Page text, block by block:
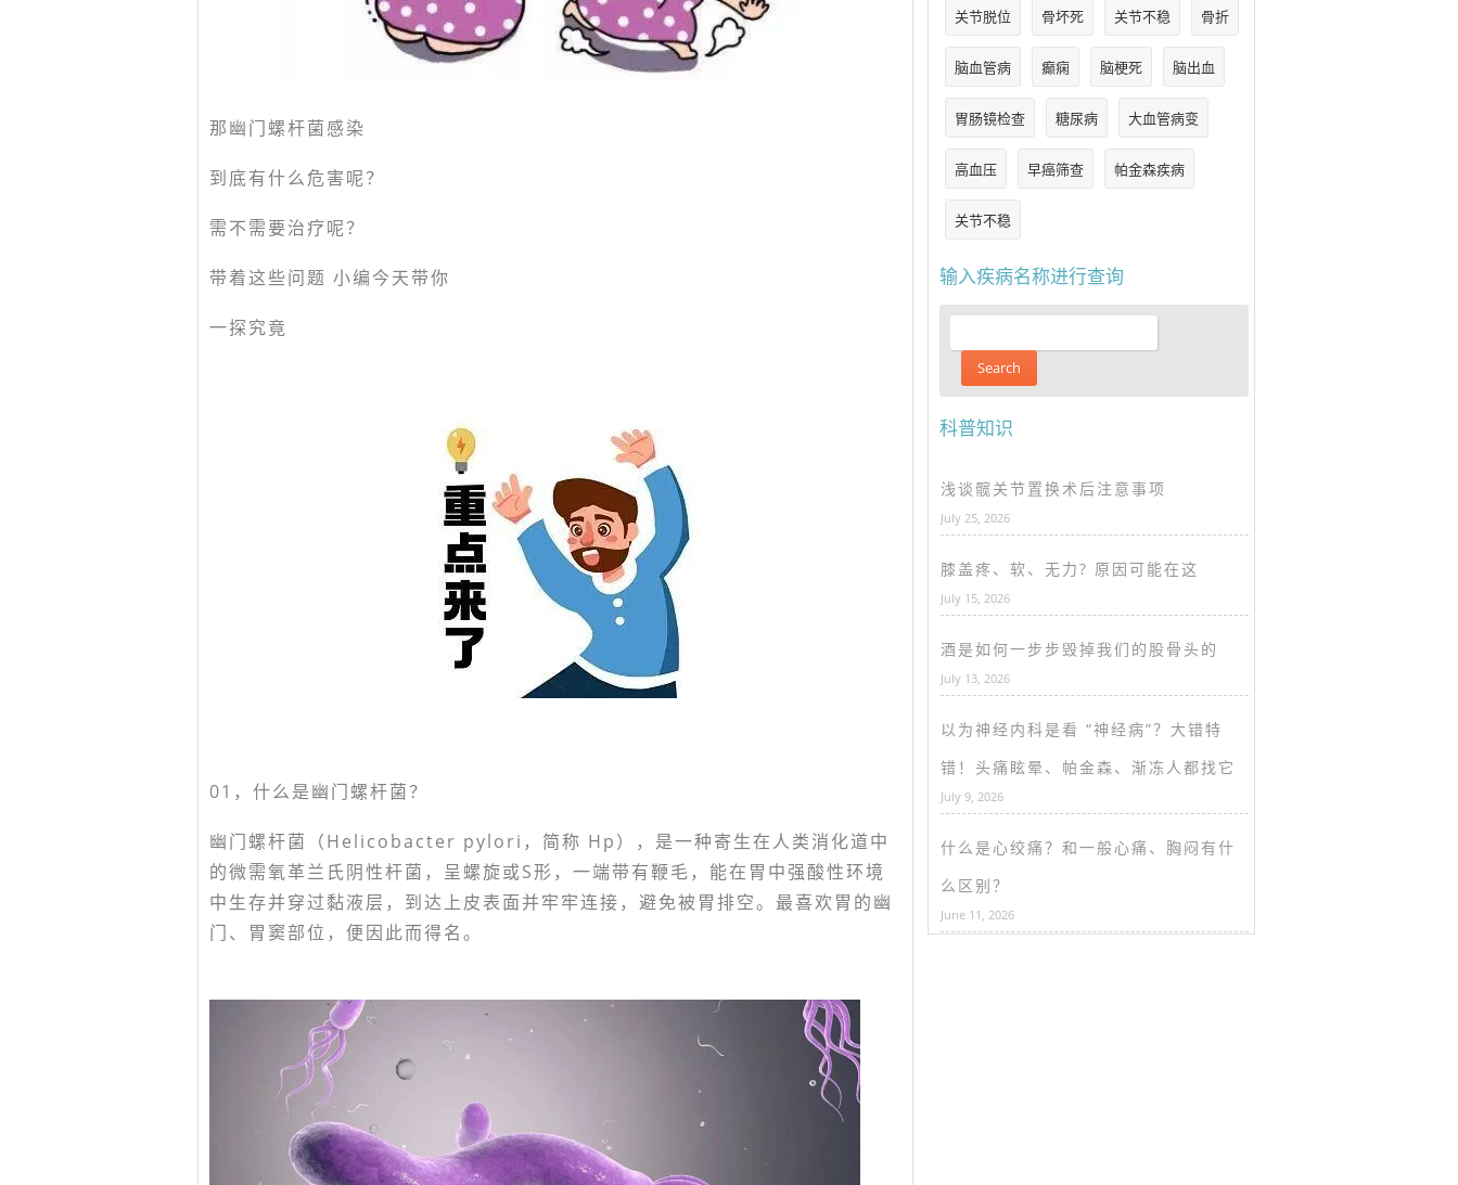
那幽门螺杆菌感染
到底有什么危害呢？
需不需要治疗呢？
带着这些问题 小编今天带你
一探究竟
01， 什么是幽门螺杆菌？
幽门螺杆菌（Helicobacter pylori，简称 Hp），是一种寄生在人类消化道中
的微需氧革兰氏阴性杆菌，呈螺旋或S形，一端带有鞭毛，能在胃中强酸性环境
中生存并穿过黏液层，到达上皮表面并牢牢连接，避免被胃排空。最喜欢胃的幽
门、胃窦部位，便因此而得名。
关节脱位 骨坏死 关节不稳 骨折
脑血管病 癫痫 脑梗死 脑出血
胃肠镜检查 糖尿病 大血管病变
高血压 早癌筛查 帕金森疾病
关节不稳
输入疾病名称进行查询
科普知识
浅谈髋关节置换术后注意事项
July 25, 2026
膝盖疼、软、无力? 原因可能在这
July 15, 2026
酒是如何一步步毁掉我们的股骨头的
July 13, 2026
以为神经内科是看 “神经病”？大错特
错！头痛眩晕、帕金森、渐冻人都找它
July 9, 2026
什么是心绞痛？和一般心痛、胸闷有什
么区别？
June 11, 2026